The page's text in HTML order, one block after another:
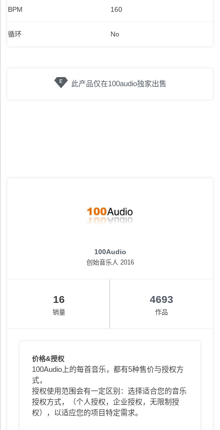
BPM 160
循环 No
此产品仅在100audio独家出售
100Audio
创始音乐人 2016
16
销量
4693
作品
价格&授权
100Audio上的每首音乐，都有5种售价与授权方
式，
授权使用范围会有一定区别：选择适合您的音乐
授权方式，（个人授权，企业授权，无限制授
权），以适应您的项目特定需求。